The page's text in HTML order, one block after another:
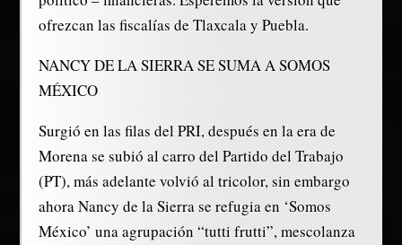
ofrezcan las fiscalías de Tlaxcala y Puebla.
NANCY DE LA SIERRA SE SUMA A SOMOS
MÉXICO
Surgió en las filas del PRI, después en la era de
Morena se subió al carro del Partido del Trabajo
(PT), más adelante volvió al tricolor, sin embargo
ahora Nancy de la Sierra se refugia en ‘Somos
México’ una agrupación “tutti frutti”, mescolanza